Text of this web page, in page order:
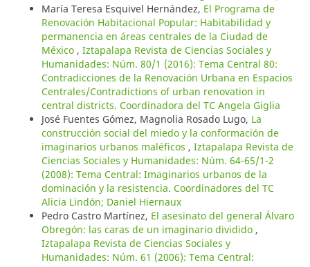
María Teresa Esquivel Hernández, El Programa de
Renovación Habitacional Popular: Habitabilidad y
permanencia en áreas centrales de la Ciudad de
México , Iztapalapa Revista de Ciencias Sociales y
Humanidades: Núm. 80/1 (2016): Tema Central 80:
Contradicciones de la Renovación Urbana en Espacios
Centrales/Contradictions of urban renovation in
central districts. Coordinadora del TC Angela Giglia
José Fuentes Gómez, Magnolia Rosado Lugo, La
construcción social del miedo y la conformación de
imaginarios urbanos maléficos , Iztapalapa Revista de
Ciencias Sociales y Humanidades: Núm. 64-65/1-2
(2008): Tema Central: Imaginarios urbanos de la
dominación y la resistencia. Coordinadores del TC
Alicia Lindón; Daniel Hiernaux
Pedro Castro Martínez, El asesinato del general Álvaro
Obregón: las caras de un imaginario dividido ,
Iztapalapa Revista de Ciencias Sociales y
Humanidades: Núm. 61 (2006): Tema Central: